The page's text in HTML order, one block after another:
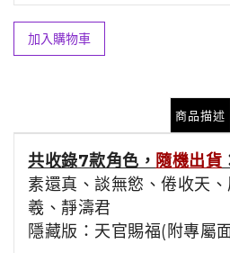
加入購物車
商品描述
共收錄7款角色， 隨機出貨
素還真、談無慾、倦收天
羲、靜濤君
隱藏版：天官賜福(附專屬